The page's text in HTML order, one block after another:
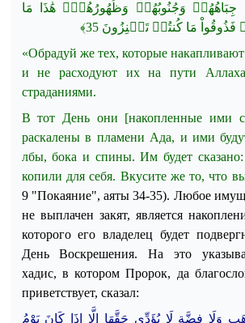
جِبَاهُهُمۡ وَجُنُوبُهُمۡ وَظُهُورُهُمۡۖ هَٰذَا مَا
مَا كُنتُمۡ تَكۡنِزُونَ
﴾
«Обрадуй же тех, которые накапливают
и не расходуют их на пути
страданиями.
В тот День они [накопленные ими
раскалены в пламени Ада, и ими
лбы, бока и спины. Им будет
копили для себя. Вкусите же то, что
9 "Покаяние", аяты34-35). Любое
не выплачен закят, является
которого его владелец будет
День Воскрешения. На это
хадис, в котором Пророк, да
приветствует, сказал:
فِضَّةٍ لَا يُؤَدِّي حَقَّهَا إِلَّا إِذَا
كَانَ يَوْمُ